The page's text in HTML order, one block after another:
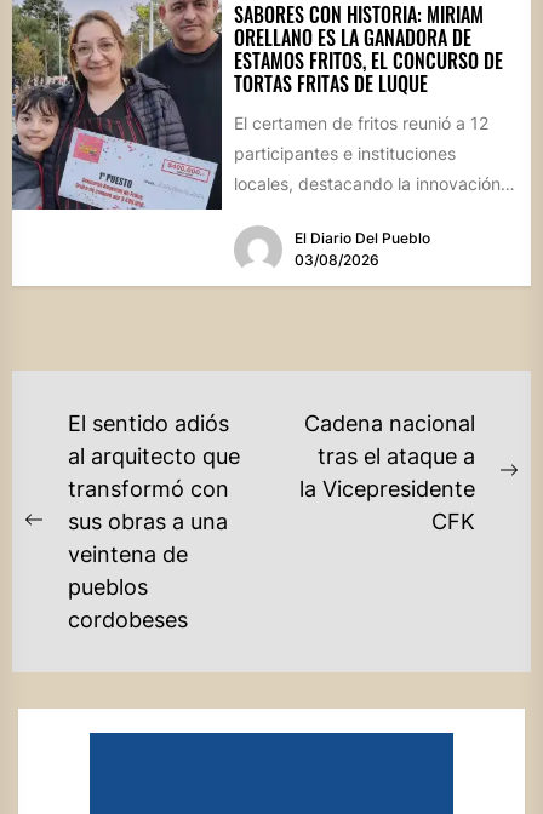
SABORES CON HISTORIA: MIRIAM
ORELLANO ES LA GANADORA DE
ESTAMOS FRITOS, EL CONCURSO DE
TORTAS FRITAS DE LUQUE
El certamen de fritos reunió a 12
participantes e instituciones
locales, destacando la innovación
El Diario Del Pueblo
03/08/2026
NAVEGACIÓN
ENTRADAS
Previous
post:
El sentido adiós
al arquitecto que
transformó con
sus obras a una
veintena de
pueblos
cordobeses
Cadena nacional
tras el ataque a
la Vicepresidente
CFK